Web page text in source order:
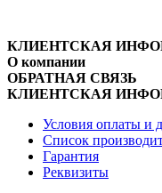
КЛИЕНТСКАЯ
О компании
ОБРАТНАЯ СВЯЗЬ
КЛИЕНТСКАЯ
Условия оплаты и
Список
Гарантия
Реквизиты